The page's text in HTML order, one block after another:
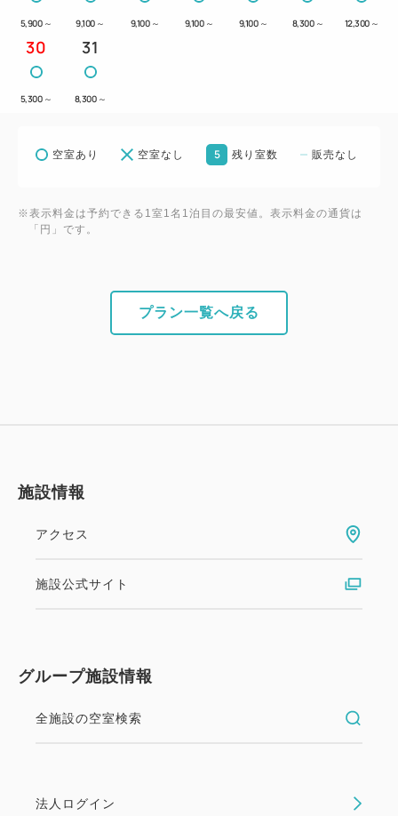
5,900 ～ 9,100 ～ 9,100 ～ 9,100 ～ 9,100 ～ 8,300 ～ 12,300 ～
30
5,300 ～
31
8,300 ～
空室あり 空室なし 5 残り室数 販売なし
※表示料金は予約できる1室1名1泊目の最安値。表示料金の通貨は
「円」です。
プラン一覧へ戻る
施設情報
アクセス
施設公式サイト
グループ施設情報
全施設の空室検索
法人ログイン